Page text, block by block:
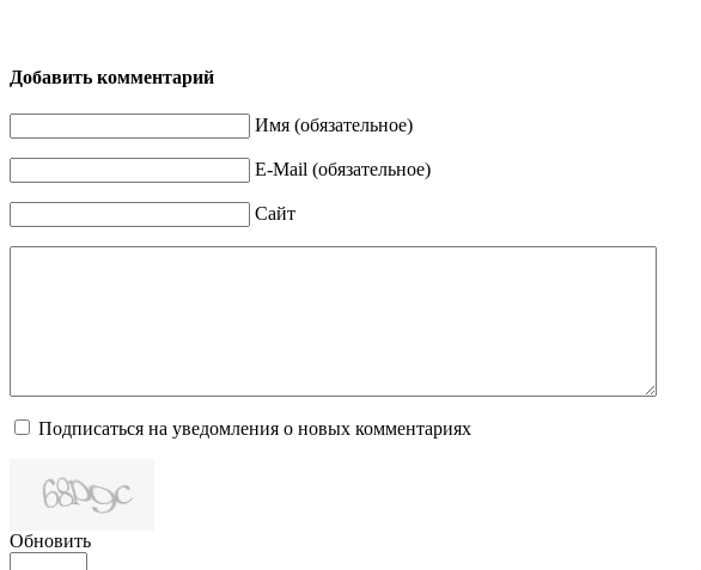
Добавить комментарий
Имя (обязательное)
E-Mail (обязательное)
Сайт
Подписаться на уведомления о новых комментариях
Обновить